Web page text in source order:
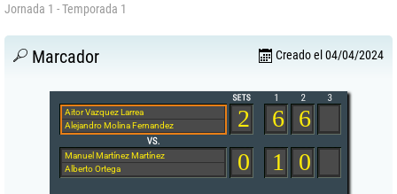
Jornada 1 - Temporada 1
Marcador Creado el 04/04/2024
Aitor Vazquez Larrea
Alejandro Molina Fernandez
Manuel Martínez Martínez
Alberto Ortega
2
0
6 6
1
0